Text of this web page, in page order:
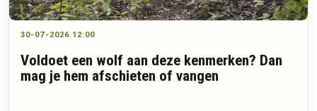
30-07-2026 12:00
Voldoet een wolf aan deze kenmerken? Dan
mag je hem afschieten of vangen